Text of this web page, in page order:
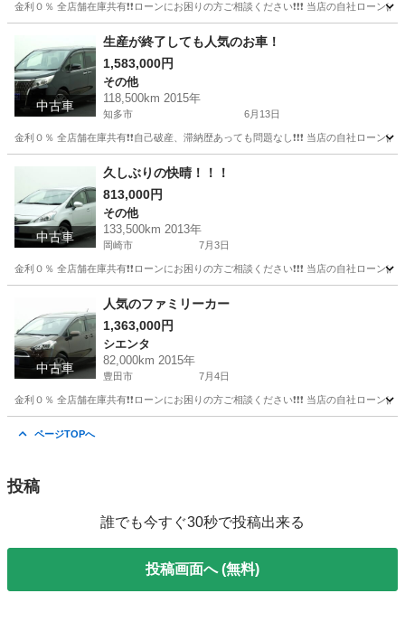
金利０％ 全店舗在庫共有❗️❗️ローンにお困りの方ご相談ください❗️❗️❗️ 当店の自社ロ
デミオ コンパクトカー
中古車
生産が終了しても人気のお車！
1,583,000円
その他
118,500km 2015年
知多市 6月13日
金利０％ 全店舗在庫共有❗️❗️自己破産、滞納歴あっても問題なし❗️❗️❗️ 当店の自社ロ
その他
中古車
久しぶりの快晴！！！
813,000円
その他
133,500km 2013年
岡崎市 7月3日
金利０％ 全店舗在庫共有❗️❗️ローンにお困りの方ご相談ください❗️❗️❗️ 当店の自社ロ
その他
中古車
人気のファミリーカー
1,363,000円
シエンタ
82,000km 2015年
豊田市 7月4日
金利０％ 全店舗在庫共有❗️❗️ローンにお困りの方ご相談ください❗️❗️❗️ 当店の自社ロ
ページTOPへ
投稿
誰でも今すぐ30秒で投稿出来る
投稿画面へ (無料)